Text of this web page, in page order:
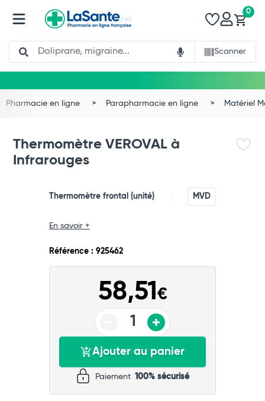
Search
Scanner
0
Pharmacie en ligne Parapharmacie en ligne Matériel
Thermomètre VEROVAL à
Infrarouges
Thermomètre frontal (unité) MVD
En savoir +
Référence : 925462
58,51€
Ajouter au panier
Paiement 100% sécurisé